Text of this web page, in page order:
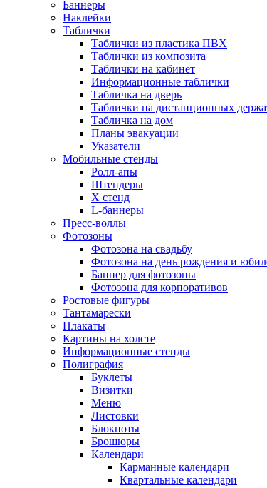
Баннеры
Наклейки
Таблички
Таблички из пластика ПВХ
Таблички из композита
Таблички на кабинет
Информационные таблички
Табличка на дверь
Таблички на дистанционных
Табличка на дом
Планы эвакуации
Указатели
Мобильные стенды
Ролл-апы
Штендеры
Х стенд
L-баннеры
Пресс-воллы
Фотозоны
Фотозона на свадьбу
Фотозона на день рождения и
Баннер для фотозоны
Фотозона для корпоративов
Ростовые фигуры
Тантамарески
Плакаты
Картины на холсте
Информационные стенды
Полиграфия
Буклеты
Визитки
Меню
Листовки
Блокноты
Брошюры
Календари
Карманные календари
Квартальные календари